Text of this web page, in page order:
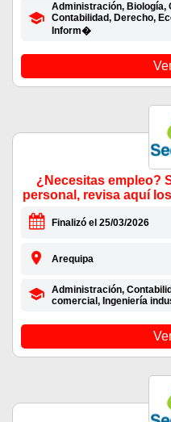
Administración, Biología,
Contabilidad, Derecho,
Inform�
¿Necesitas empleo?
personal, revisa aquí
Finalizó el 25/03/2026
Arequipa
Administración,
comercial, Ingeniería